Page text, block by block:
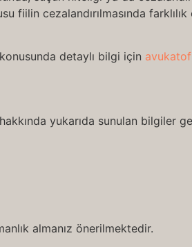
fiilin cezalandırılmasında
detaylı bilgi için
yukarıda sunulan bilgiler
almanız önerilmektedir.